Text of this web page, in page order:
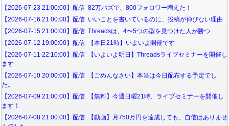
【2026-07-23 21:00:00】配信 82万バズで、800フォロワー増えた！
【2026-07-16 21:00:00】配信 いいことを書いているのに、投稿が伸びない理由
【2026-07-15 21:00:00】配信 Threadsは、4〜5つの型を見つけた人が勝つ
【2026-07-12 19:00:00】配信 【本日21時】いよいよ開催です
【2026-07-11 22:10:00】配信 【いよいよ明日】Threadsライブセミナーを開催し
ます
【2026-07-10 20:00:00】配信 【ごめんなさい】本当は今日配布する予定でし
た。
【2026-07-09 21:00:00】配信 【無料】今週日曜21時、ライブセミナーを開催し
ます！
【2026-07-08 21:00:00】配信 【動画】月750万円を達成しても、自信はありませ